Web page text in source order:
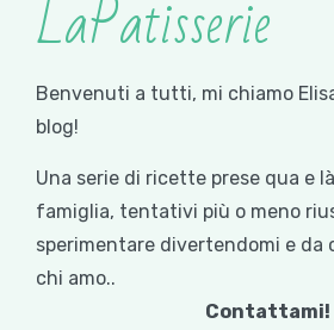
LaPatisserie
Benvenuti a tutti, mi chiamo
blog!
Una serie di ricette prese qua e
famiglia, tentativi più o meno
sperimentare divertendomi e da
chi amo..
Contattami!